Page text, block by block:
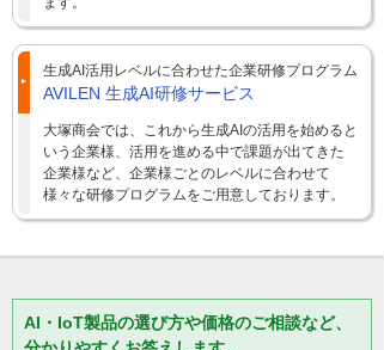
生成AI活用レベルに合わせた企業研修プログラム
AVILEN 生成AI研修サービス
大塚商会では、これから生成AIの活用を始めると
いう企業様、活用を進める中で課題が出てきた
企業様など、企業様ごとのレベルに合わせて
様々な研修プログラムをご用意しております。
AI・IoT製品の選び方や価格のご相談など、